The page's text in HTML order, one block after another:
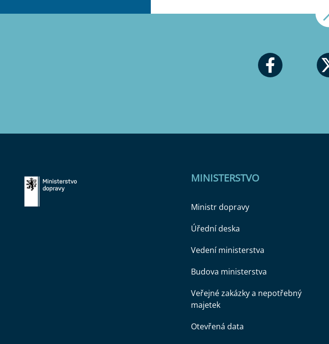
MINISTERSTVO
Ministr dopravy
Úřední deska
Vedení ministerstva
Budova ministerstva
Veřejné zakázky a nepotřebný
majetek
Otevřená data